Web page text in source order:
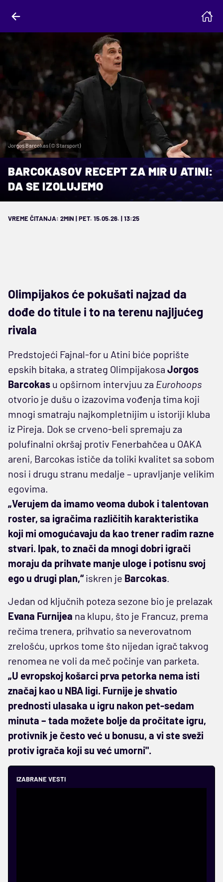
Jorgos Barcokas (© Starsport)
BARCOKASOV RECEPT ZA MIR U ATINI:
DA SE IZOLUJEMO
VREME ČITANJA: 2MIN | PET. 15.05.26. | 13:25
Olimpijakos će pokušati najzad da
dođe do titule i to na terenu najljućeg
rivala
Predstojeći Fajnal-for u Atini biće poprište
epskih bitaka, a strateg Olimpijakosa Jorgos
Barcokas u opširnom intervjuu za Eurohoops
otvorio je dušu o izazovima vođenja tima koji
mnogi smatraju najkompletnijim u istoriji kluba
iz Pireja. Dok se crveno-beli spremaju za
polufinalni okršaj protiv Fenerbahčea u OAKA
areni, Barcokas ističe da toliki kvalitet sa sobom
nosi i drugu stranu medalje – upravljanje velikim
egovima.
„Verujem da imamo veoma dubok i talentovan
roster, sa igračima različitih karakteristika
koji mi omogućavaju da kao trener radim razne
stvari. Ipak, to znači da mnogi dobri igrači
moraju da prihvate manje uloge i potisnu svoj
ego u drugi plan,“iskren je Barcokas.
Jedan od ključnih poteza sezone bio je prelazak
Evana Furnijea na klupu, što je Francuz, prema
rečima trenera, prihvatio sa neverovatnom
zrelošću, uprkos tome što nijedan igrač takvog
renomea ne voli da meč počinje van parketa.
„U evropskoj košarci prva petorka nema isti
značaj kao u NBA ligi. Furnije je shvatio
prednosti ulasaka u igru nakon pet-sedam
minuta – tada možete bolje da pročitate igru,
protivnik je često već u bonusu, a vi ste sveži
protiv igrača koji su već umorni".
IZABRANE VESTI